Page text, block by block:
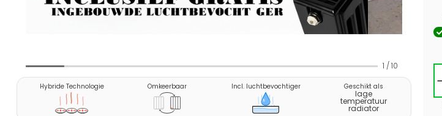
1 /10
Hybride Technologie Omkeerbaar Incl. luchtbevochtiger Geschikt als
lage
temperatuur
radiator